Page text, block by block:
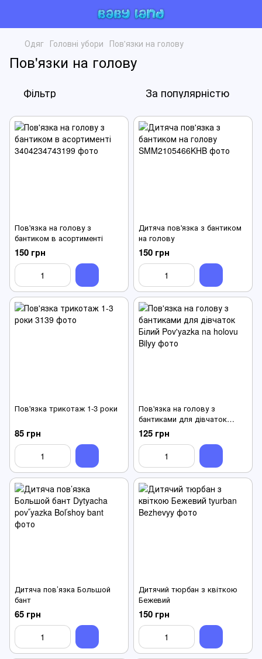
Одяг Головні убори Пов'язки на голову
Пов'язки на голову
Фільтр За популярністю
Пов'язка на голову з
бантиком в асортименті
150 грн
Дитяча пов'язка з бантиком
на голову
150 грн
Пов'язка трикотаж 1-3 роки
85 грн
Пов'язка на голову з
бантиками для дівчаток
Білий
125 грн
Дитяча пов’язка Большой
бант
65 грн
Дитячий тюрбан з квіткою
Бежевий
150 грн